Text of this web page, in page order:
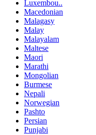
Luxembou..
Macedonian
Malagasy
Malay
Malayalam
Maltese
Maori
Marathi
Mongolian
Burmese
Nepali
Norwegian
Pashto
Persian
Punjabi